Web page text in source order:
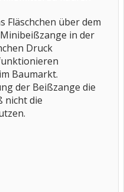
Fläschchen über dem
in der
Druck
Baumarkt.
der Beißzange die
nicht die